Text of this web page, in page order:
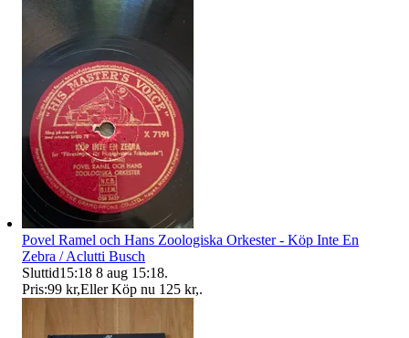
Povel Ramel och Hans Zoologiska Orkester - Köp Inte En
Zebra / Aclutti Busch
Sluttid15:18 8 aug 15:18.
Pris:99 kr,Eller Köp nu 125 kr,.